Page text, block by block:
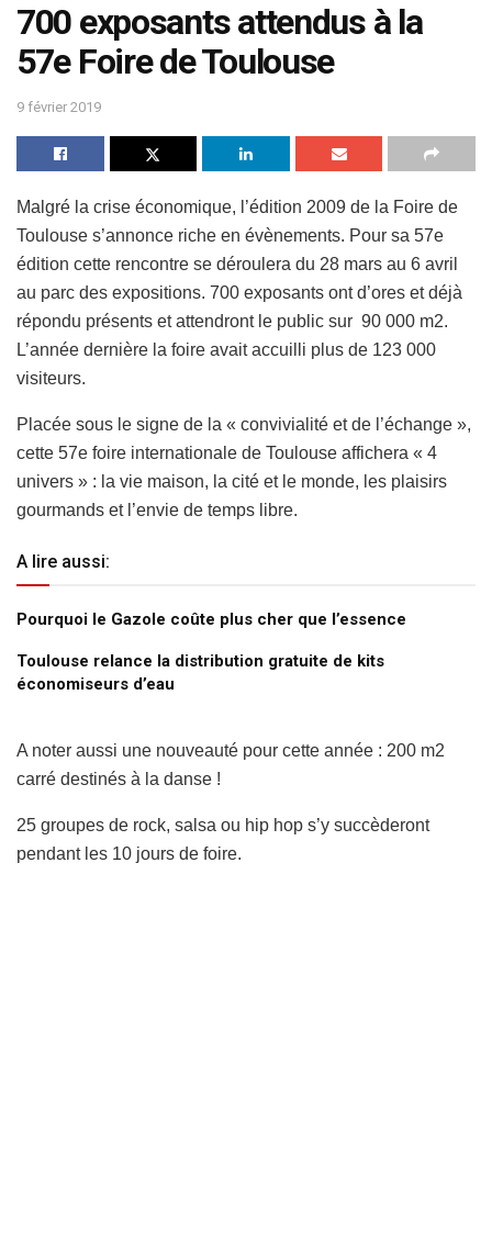
700 exposants attendus à la
57e Foire de Toulouse
9 février 2019
Malgré la crise économique, l’édition 2009 de la Foire de
Toulouse s’annonce riche en évènements. Pour sa 57e
édition cette rencontre se déroulera du 28 mars au 6 avril
au parc des expositions. 700 exposants ont d’ores et déjà
répondu présents et attendront le public sur 90 000 m2.
L’année dernière la foire avait accuilli plus de 123 000
visiteurs.
Placée sous le signe de la « convivialité et de l’échange »,
cette 57e foire internationale de Toulouse affichera « 4
univers » : la vie maison, la cité et le monde, les plaisirs
gourmands et l’envie de temps libre.
A lire aussi:
Pourquoi le Gazole coûte plus cher que l’essence
Toulouse relance la distribution gratuite de kits
économiseurs d’eau
A noter aussi une nouveauté pour cette année : 200 m2
carré destinés à la danse !
25 groupes de rock, salsa ou hip hop s’y succèderont
pendant les 10 jours de foire.